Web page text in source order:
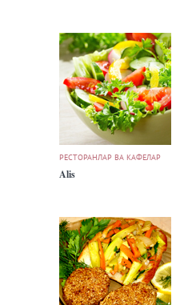
РЕСТОРАНЛАР ВА КАФЕЛАР
Alis